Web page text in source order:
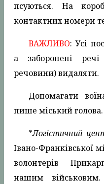
псуються. На
контактних номери
ВАЖЛИВО: Усі
а заборонені речі
речовини) видаляти.
Допомагати
пише міський голова.
*Логістичний
Івано-Франківської
волонтерів
нашим